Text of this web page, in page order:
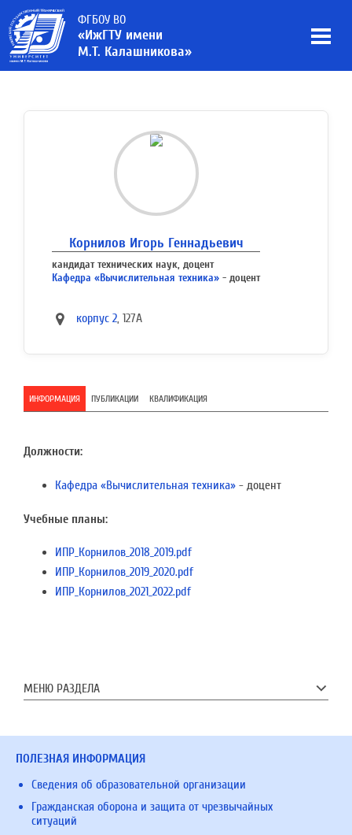
ФГБОУ ВО
«ИжГТУ имени
М.Т. Калашникова»
Корнилов Игорь Геннадьевич
кандидат технических наук, доцент
Кафедра «Вычислительная техника» - доцент
корпус 2, 127А
ИНФОРМАЦИЯ ПУБЛИКАЦИИ КВАЛИФИКАЦИЯ
Должности:
Кафедра «Вычислительная техника» - доцент
Учебные планы:
ИПР_Корнилов_2018_2019.pdf
ИПР_Корнилов_2019_2020.pdf
ИПР_Корнилов_2021_2022.pdf
МЕНЮ РАЗДЕЛА
ПОЛЕЗНАЯ ИНФОРМАЦИЯ
Сведения об образовательной организации
Гражданская оборона и защита от чрезвычайных
ситуаций